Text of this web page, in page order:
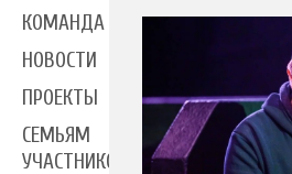
КОМАНДА
НОВОСТИ
ПРОЕКТЫ
СЕМЬЯМ
УЧАСТНИКОВ